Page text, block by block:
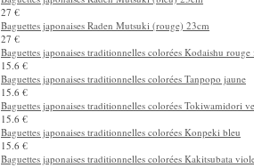
Baguettes japonaises peintes à la main avec un motif de chat
15 €
Baguettes japonaises peintes à la main avec un motif de chat
15 €
Baguettes japonaises peintes à la main avec un motif de chat
15 €
Baguettes japonaises Raden Mutsuki (bleu) 23cm
27 €
Baguettes japonaises Raden Mutsuki (rouge) 23cm
27 €
Baguettes japonaises traditionnelles colorées Kodaishu rouge
15.6 €
Baguettes japonaises traditionnelles colorées Tanpopo jaune